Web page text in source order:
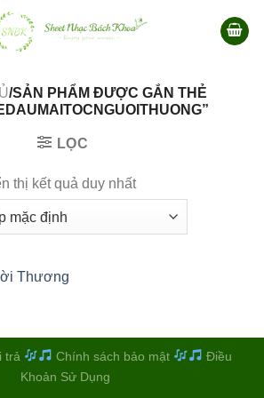
/SẢN PHẨM ĐƯỢC GẮN THẺ
LỌC
thị kết quả duy nhất
Thương
trả Chính sách bảo mật
Điều
Khoản Sử Dụng